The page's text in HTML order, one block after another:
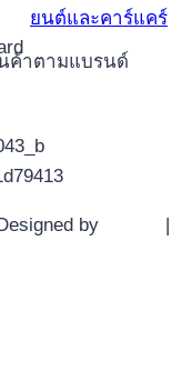
ยนต์และคาร์แคร์
ค้าตามแบรนด์
by